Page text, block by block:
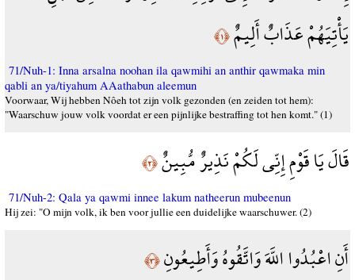
يَأْتِيَهُمْ عَذَابٌ أَلِيمٌ﴿١﴾
71/Nuh-1: Inna arsalna noohan ila qawmihi an anthir qawmaka min
qabli an ya/tiyahum AAathabun aleemun
Voorwaar, Wij hebben Nôeh tot zijn volk gezonden (en zeiden tot hem):
"Waarschuw jouw volk voordat er een pijnlijke bestraffing tot hen komt." (1)
قَالَ يَا قَوْمِ إِنِّي لَكُمْ نَذِيرٌ مُّبِينٌ﴿٢﴾
71/Nuh-2: Qala ya qawmi innee lakum natheerun mubeenun
Hij zei: "O mijn volk, ik ben voor jullie een duidelijke waarschuwer. (2)
أَنِ اعْبُدُوا اللَّهَ وَاتَّقُوهُ وَأَطِيعُونِ﴿٣﴾